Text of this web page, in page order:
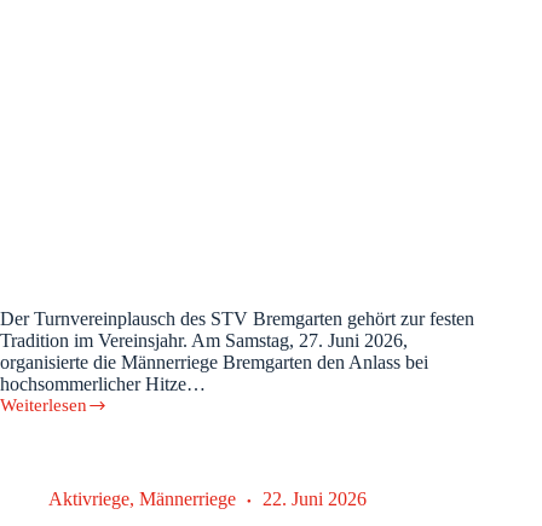
Der Turnvereinplausch des STV Bremgarten gehört zur festen
Tradition im Vereinsjahr. Am Samstag, 27. Juni 2026,
organisierte die Männerriege Bremgarten den Anlass bei
hochsommerlicher Hitze…
Weiterlesen
Turnvereinplausch
BremgartenAktivriege, Männerriege 22. Juni 2026